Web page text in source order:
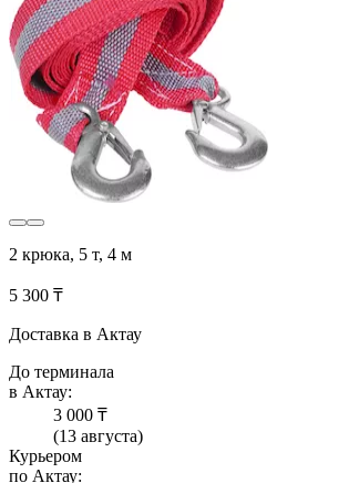
2 крюка, 5 т, 4 м
5 300 ₸
Доставка в Актау
До терминала
в Актау:
3 000 ₸
(13 августа)
Курьером
по Актау: